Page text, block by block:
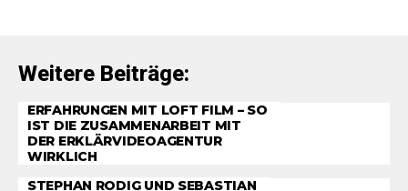
Weitere Beiträge:
ERFAHRUNGEN MIT LOFT FILM – SO
IST DIE ZUSAMMENARBEIT MIT
DER ERKLÄRVIDEOAGENTUR
WIRKLICH
STEPHAN RODIG UND SEBASTIAN